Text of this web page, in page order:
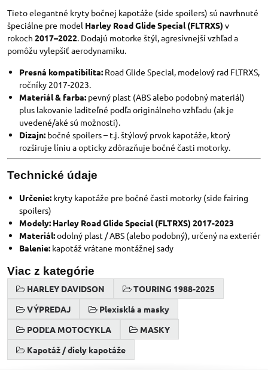
Tieto elegantné kryty bočnej kapotáže (side spoilers) sú navrhnuté
špeciálne pre model Harley Road Glide Special (FLTRXS) v
rokoch 2017–2022. Dodajú motorke štýl, agresívnejší vzhľad a
pomôžu vylepšiť aerodynamiku.
Presná kompatibilita: Road Glide Special, modelový rad FLTRXS,
ročníky 2017-2023.
Materiál & farba: pevný plast (ABS alebo podobný materiál)
plus lakovanie laditeľné podľa originálneho vzhľadu (ak je
uvedené/aké sú možnosti).
Dizajn: bočné spoilers – t.j. štýlový prvok kapotáže, ktorý
rozširuje líniu a opticky zdôrazňuje bočné časti motorky.
Technické údaje
Určenie: kryty kapotáže pre bočné časti motorky (side fairing
spoilers)
Modely: Harley Road Glide Special (FLTRXS) 2017-2023
Materiál:odolný plast / ABS (alebo podobný), určený na exteriér
Balenie: kapotáž vrátane montážnej sady
Viac z kategórie
HARLEY DAVIDSON
TOURING 1988-2025
VÝPREDAJ
Plexisklá a masky
PODĽA MOTOCYKLA
MASKY
Kapotáž / diely kapotáže